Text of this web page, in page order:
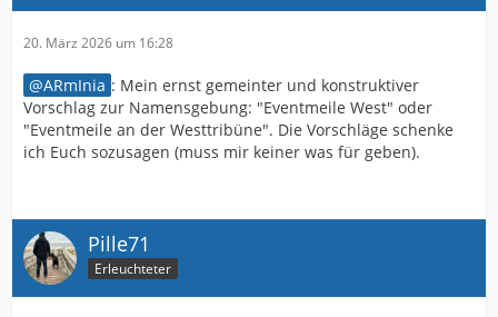
20. März 2026 um 16:28
ARmInia : Mein ernst gemeinter und konstruktiver
Vorschlag zur Namensgebung: "Eventmeile West" oder
"Eventmeile an der Westtribüne". Die Vorschläge schenke
ich Euch sozusagen (muss mir keiner was für geben).
Pille71
Erleuchteter